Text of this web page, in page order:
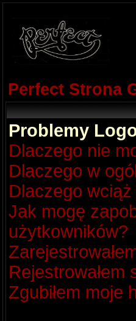
Perfect Strona
Problemy
Dlaczego nie
Dlaczego w
Dlaczego
Jak mogę
użytkowników?
Zgubiłem moje